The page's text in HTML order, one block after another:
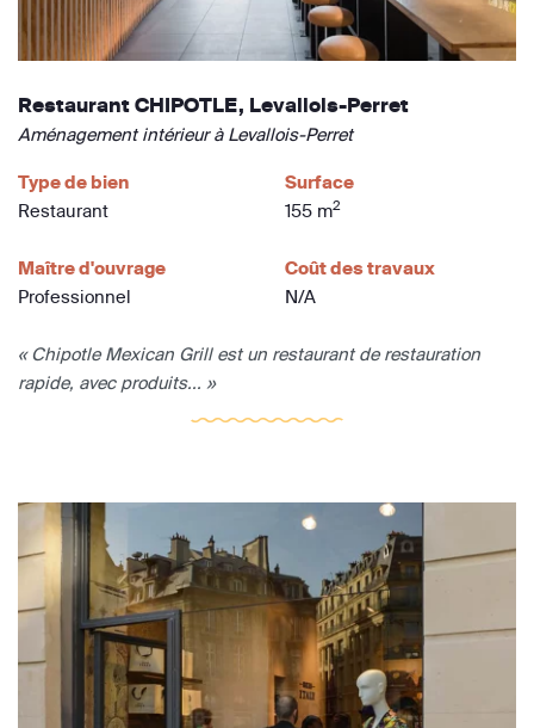
Restaurant CHIPOTLE, Levallois-Perret
Aménagement intérieur à Levallois-Perret
Type de bien
Restaurant
Surface
155 m2
Maître d'ouvrage
Professionnel
Coût des travaux
N/A
« Chipotle Mexican Grill est un restaurant de restauration
rapide, avec produits... »